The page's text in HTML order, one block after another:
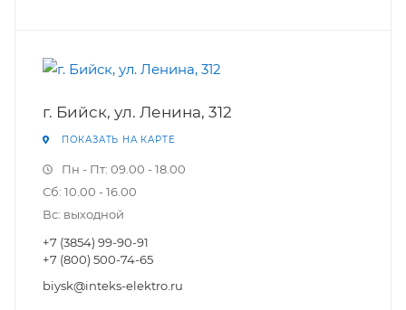
г. Бийск, ул. Ленина, 312
ПОКАЗАТЬ НА КАРТЕ
Пн - Пт: 09.00 - 18.00
Сб: 10.00 - 16.00
Вс: выходной
+7 (3854) 99-90-91
+7 (800) 500-74-65
biysk@inteks-elektro.ru